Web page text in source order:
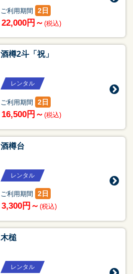
ご利用期間 2日
22,000円～ (税込)
酒樽2斗「祝」
レンタル
ご利用期間 2日
16,500円～ (税込)
酒樽台
レンタル
ご利用期間 2日
3,300円～ (税込)
木槌
レンタル